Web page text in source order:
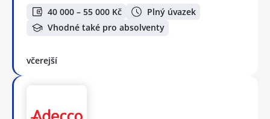
40 000 – 55 000 Kč
Plný úvazek
Vhodné také pro absolventy
včerejší